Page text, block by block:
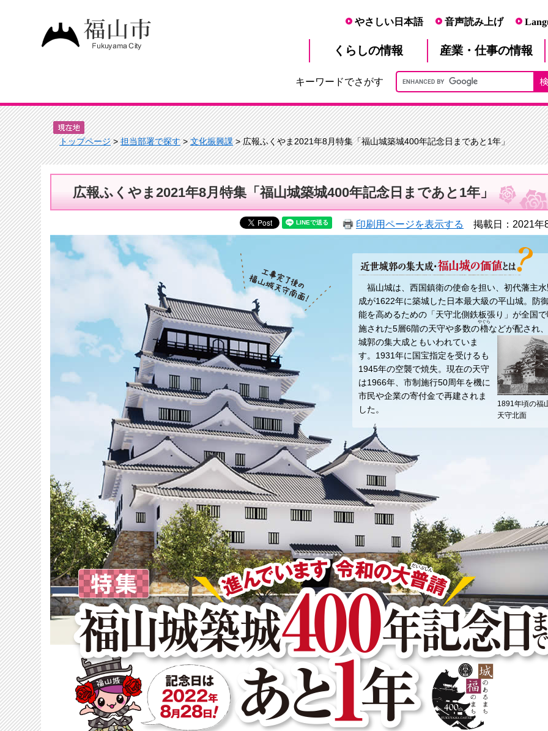
やさしい日本語 音声読み上げ
くらしの情報 産業・仕事の情報
キーワードでさがす
トップページ>担当部署で探す>文化振興課> 広報ふくやま2021年8月特集「福山城築城400年記念日まであと1年」
広報ふくやま2021年8月特集「福山城築城400年記念日まであと1年」
印刷用ページを表示する 掲載日：2021年
福山城は、西国鎮衛の使命を担い、初代藩主
成が1622年に築城した日本最大級の平山城。防
能を高めるための「天守北側鉄板張り」が全国
施された5層6階の天守や多数の櫓
やぐら
などが配され、
1891年頃の福
天守北面
城郭の集大成ともいわれていま
す。1931年に国宝指定を受けるも
1945年の空襲で焼失。現在の天守
は1966年、市制施行50周年を機に
市民や企業の寄付金で再建されま
した。